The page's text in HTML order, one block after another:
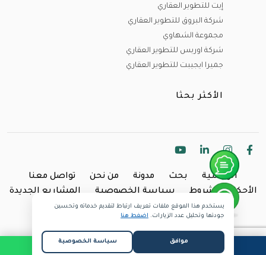
إيت للتطوير العقاري
شركة البروق للتطوير العقاري
مجموعة الشهاوي
شركة اوربس للتطوير العقاري
جميرا ايجيبت للتطوير العقاري
الأكثر بحثا
الرئيسية بحث مدونة من نحن
تواصل معنا
الأحكام والشروط
سياسة الخصوصية المشاريع الجديدة
Copyright @2024 Inland.
يستخدم هذا الموقع ملفات تعريف ارتباط لتقديم خدماته وتحسين
جودتها وتحليل عدد الزيارات. اضغط هنا
موافق سياسة الخصوصية